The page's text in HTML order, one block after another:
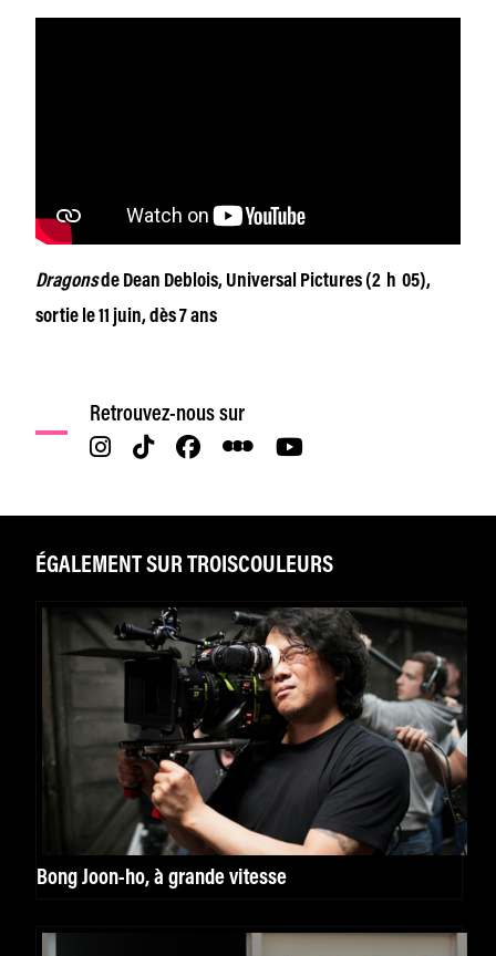
Dragonsde Dean Deblois, Universal Pictures (2 h 05),
sortie le 11 juin, dès 7 ans
Retrouvez-nous sur
ÉGALEMENT SUR TROISCOULEURS
Bong Joon-ho, à grande vitesse